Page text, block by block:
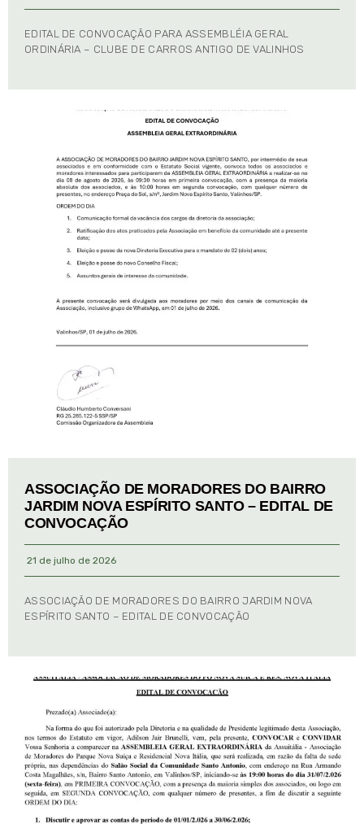
EDITAL DE CONVOCAÇÃO PARA ASSEMBLÉIA GERAL
ORDINÁRIA – CLUBE DE CARROS ANTIGO DE VALINHOS
ASSOCIAÇÃO DE MORADORES DO BAIRRO
JARDIM NOVA ESPÍRITO SANTO – EDITAL DE
CONVOCAÇÃO
21 de julho de 2026
ASSOCIAÇÃO DE MORADORES DO BAIRRO JARDIM NOVA
ESPÍRITO SANTO – EDITAL DE CONVOCAÇÃO